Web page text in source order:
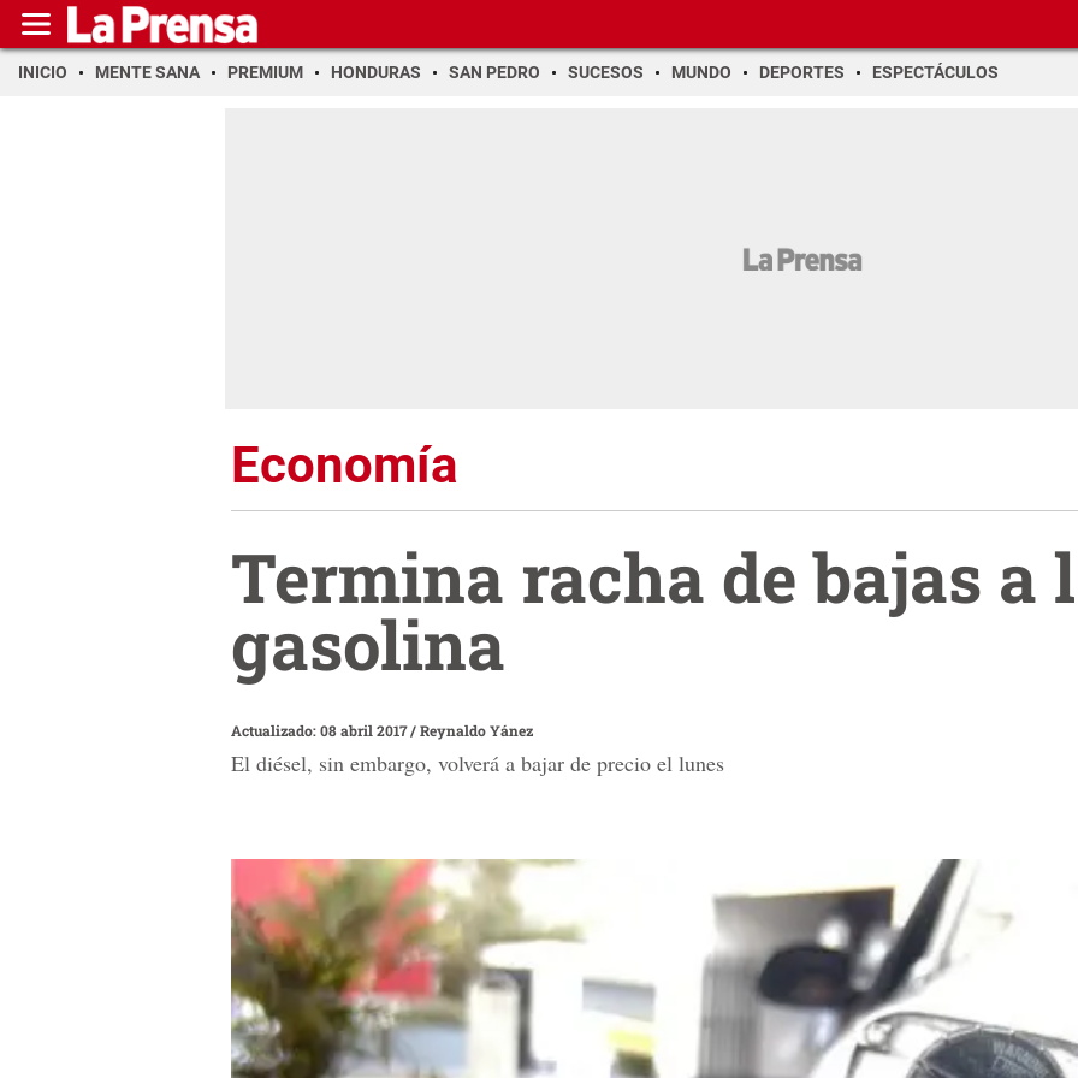
INICIO MENTE SANA PREMIUM HONDURAS SAN PEDRO SUCESOS MUNDO DEPORTES ESPECTÁCULOS
Economía
Termina racha de bajas a
gasolina
Actualizado: 08 abril 2017/Reynaldo Yánez
El diésel, sin embargo, volverá a bajar de precio el lunes